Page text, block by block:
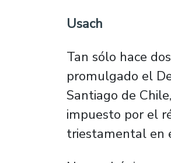
Usach
Tan sólo hace
promulgado el
Santiago de
impuesto por el
triestamental en